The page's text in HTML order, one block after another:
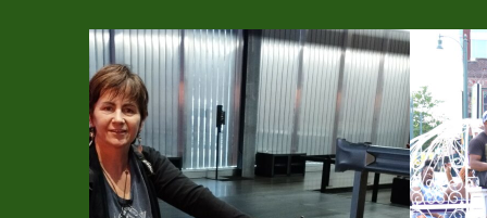
12 OCTOBRE 2023
ON A TOUS EN NOUS
QUELQUE CHOSE DE
TENESSEE……
1
PAR